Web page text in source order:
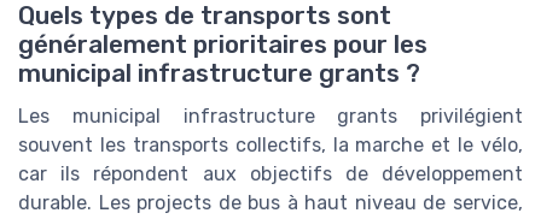
Quels types de transports sont
généralement prioritaires pour les
municipal infrastructure grants ?
Les municipal infrastructure grants privilégient
souvent les transports collectifs, la marche et le vélo,
car ils répondent aux objectifs de développement
durable. Les projects de bus à haut niveau de service,